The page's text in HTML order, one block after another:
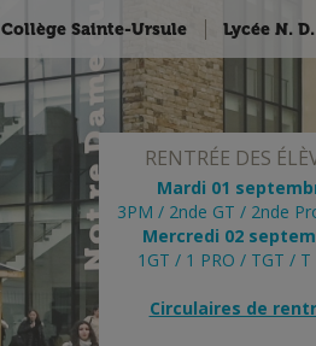
Collège Sainte-Ursule Lycée N.
RENTRÉE DES
Mardi 01
3PM / 2nde GT / 2nde
Mercredi 02
1GT / 1 PRO / TGT / T
Circulaires de